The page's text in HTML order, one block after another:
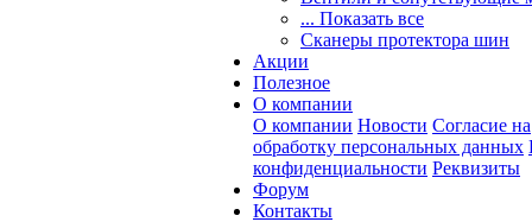
... Показать все
Сканеры протектора шин
Акции
Полезное
О компании
О компании Новости Согласие на
обработку персональных данных
конфиденциальности Реквизиты
Форум
Контакты